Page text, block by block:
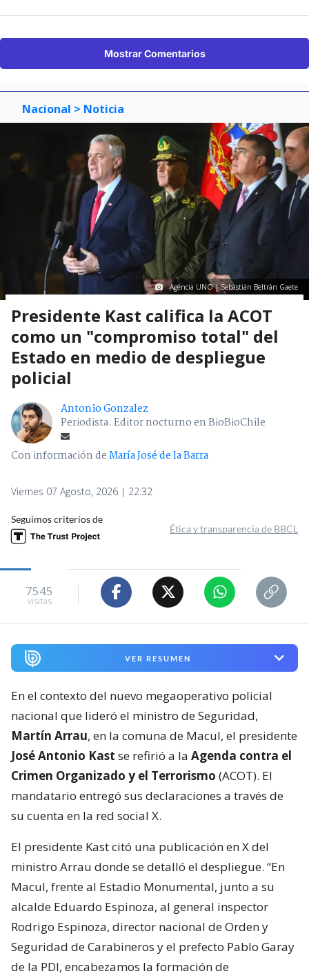
Mostrar Comentarios
Nacional > Noticia
Agencia UNO | Sebastián Beltrán Gaete
Presidente Kast califica la ACOT
como un "compromiso total" del
Estado en medio de despliegue
policial
Antonio Gonzalez
Periodista. Editor nocturno en BioBioChile
Con información deMaría José de la Barra
Viernes 07 Agosto, 2026 | 22:32
Seguimos criterios de
Ética y transparencia de BBCL
7545
visitas
VER RESUMEN
En el contexto del nuevo megaoperativo policial
nacional que lideró el ministro de Seguridad,
Martín Arrau, en la comuna de Macul, el presidente
José Antonio Kast se refirió a la Agenda contra el
Crimen Organizado y el Terrorismo (ACOT). El
mandatario entregó sus declaraciones a través de
su cuenta en la red social X.
El presidente Kast citó una publicación en X del
ministro Arrau donde se detalló el despliegue. “En
Macul, frente al Estadio Monumental, junto a su
alcalde Eduardo Espinoza, al general inspector
Rodrigo Espinoza, director nacional de Orden y
Seguridad de Carabineros y el prefecto Pablo Garay
de la PDI, encabezamos la formación de